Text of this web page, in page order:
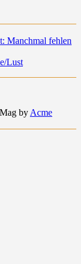
Manchmal fehlen
Lust
by Acme